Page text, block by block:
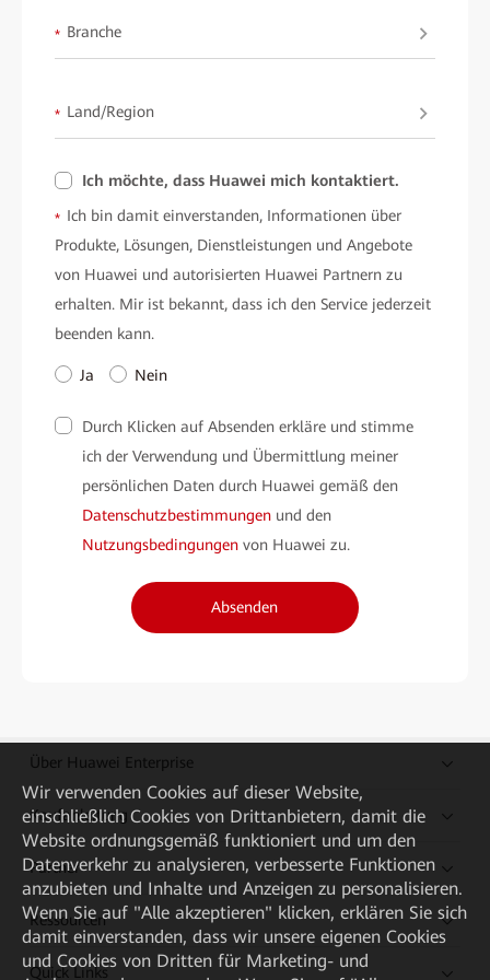
* Branche
* Land/Region
Ich möchte, dass Huawei mich kontaktiert.
* Ich bin damit einverstanden, Informationen über
Produkte, Lösungen, Dienstleistungen und Angebote
von Huawei und autorisierten Huawei Partnern zu
erhalten. Mir ist bekannt, dass ich den Service jederzeit
beenden kann.
Ja Nein
Durch Klicken auf Absenden erkläre und stimme
ich der Verwendung und Übermittlung meiner
persönlichen Daten durch Huawei gemäß den
Datenschutzbestimmungen und den
Nutzungsbedingungen von Huawei zu.
Absenden
Über Huawei Enterprise
Kaufanleitung
Partner
Ressourcen
Quick Links
Wir verwenden Cookies auf dieser Website,
einschließlich Cookies von Drittanbietern, damit die
Website ordnungsgemäß funktioniert und um den
Datenverkehr zu analysieren, verbesserte Funktionen
anzubieten und Inhalte und Anzeigen zu personalisieren.
Wenn Sie auf "Alle akzeptieren" klicken, erklären Sie sich
damit einverstanden, dass wir unsere eigenen Cookies
und Cookies von Dritten für Marketing- und